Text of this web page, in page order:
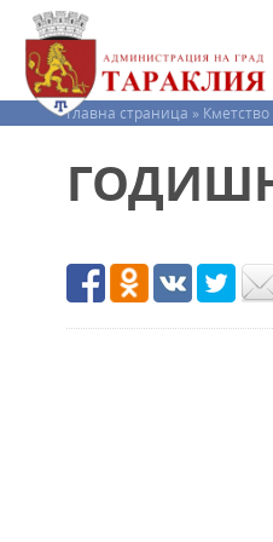
Главна страница » Кметство